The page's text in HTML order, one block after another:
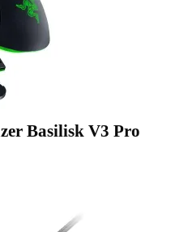
Basilisk V3 Pro